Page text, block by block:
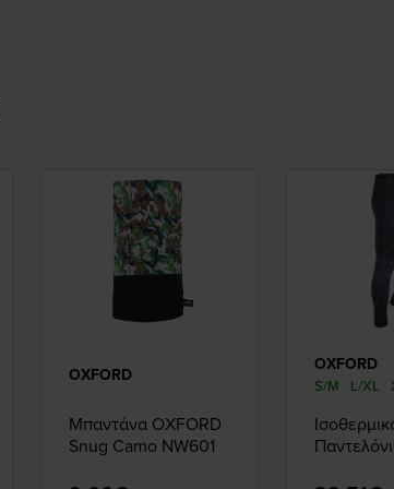
OXFORD
Μπαντάνα OXFORD
Snug Camo NW601
OXFORD
S/M L/XL